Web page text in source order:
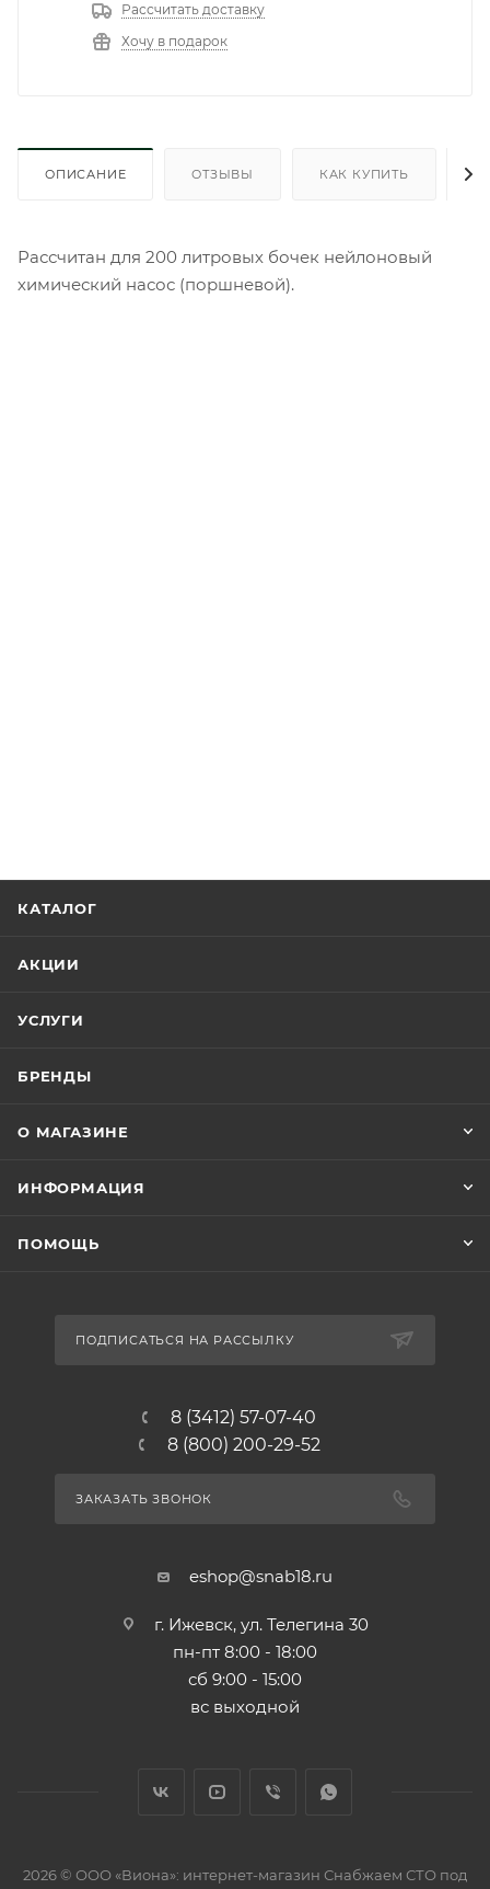
Рассчитать доставку
Хочу в подарок
ОПИСАНИЕ ОТЗЫВЫ КАК КУПИТЬ
Рассчитан для 200 литровых бочек нейлоновый
химический насос (поршневой).
КАТАЛОГ
АКЦИИ
УСЛУГИ
БРЕНДЫ
О МАГАЗИНЕ
ИНФОРМАЦИЯ
ПОМОЩЬ
ПОДПИСАТЬСЯ НА РАССЫЛКУ
8 (3412) 57-07-40
8 (800) 200-29-52
ЗАКАЗАТЬ ЗВОНОК
eshop@snab18.ru
г. Ижевск, ул. Телегина 30
пн-пт 8:00 - 18:00
сб 9:00 - 15:00
вс выходной
2026 © ООО «Виона»: интернет-магазин Снабжаем СТО под